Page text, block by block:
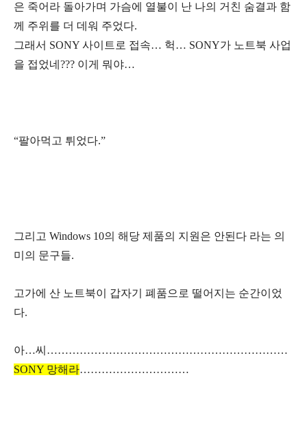
은 죽어라 돌아가며 가슴에 열불이 난 나의 거친 숨결과 함
께 주위를 더 데워 주었다.
그래서 SONY 사이트로 접속… 헉… SONY가 노트북 사업
을 접었네??? 이게 뭐야…
“팔아먹고 튀었다.”
그리고 Windows 10의 해당 제품의 지원은 안된다 라는 의
미의 문구들.
고가에 산 노트북이 갑자기 폐품으로 떨어지는 순간이었
다.
아…씨…………………………………………………………
SONY 망해라…………………………